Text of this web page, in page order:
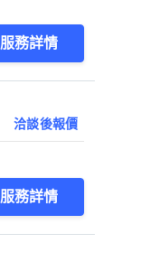
服務詳情
洽談後報價
服務詳情